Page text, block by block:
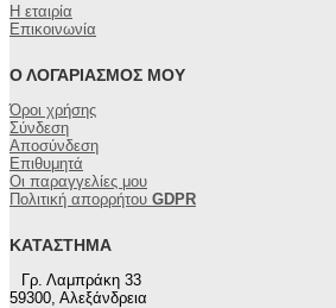
Η εταιρία
Επικοινωνία
Ο ΛΟΓΑΡΙΑΣΜΌΣ ΜΟΥ
Όροι χρήσης
Σύνδεση
Αποσύνδεση
Επιθυμητά
Οι παραγγελίες μου
Πολιτική απορρήτου GDPR
ΚΑΤΆΣΤΗΜΑ
Γρ. Λαμπράκη 33
59300, Αλεξάνδρεια